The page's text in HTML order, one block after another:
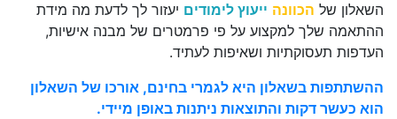
השאלון של הכוונה ייעוץ לימודים יעזור לך לדעת מה מידת
ההתאמה שלך למקצוע על פי פרמטרים של מבנה אישיות,
העדפות תעסוקתיות ושאיפות לעתיד.
ההשתתפות בשאלון היא לגמרי בחינם, אורכו של השאלון
הוא כעשר דקות והתוצאות ניתנות באופן מיידי.